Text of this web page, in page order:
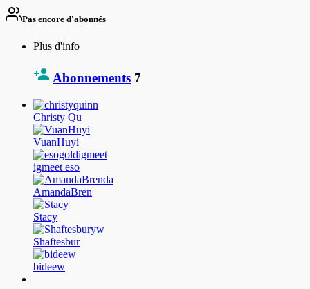
Pas encore d'abonnés
Plus d'info
Abonnements 7
Christy Qu
VuanHuyi
igmeet eso
AmandaBren
Stacy
Shaftesbur
bideew